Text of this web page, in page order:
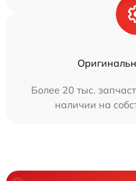
Более 20 тыс.
наличии на